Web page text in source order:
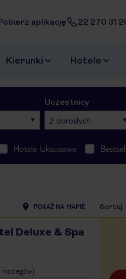
aplikację 22 270 31
Kierunki Hotele
Uczestnicy
2 dorosłych
Hotele luksusowe
POKAŻ NA MAPIE Sortuj
Deluxe & Spa
noclegów)